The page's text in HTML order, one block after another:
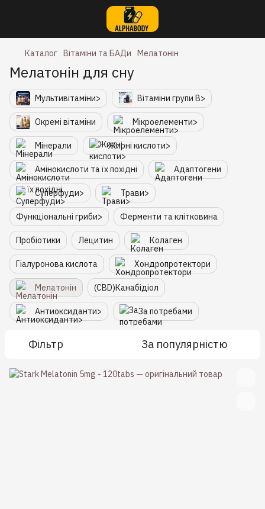
Каталог Вітаміни та БАДи Мелатонін
Мелатонін для сну
Мультивітаміни> Вітаміни групи B>
Окремі вітаміни Мікроелементи>
Мінерали Жирні кислоти>
Амінокислоти та їх похідні Адаптогени
Суперфуди> Трави>
Функціональні гриби> Ферменти та клітковина
Пробіотики Лецитин Колаген
Гіалуронова кислота Хондропротектори
Мелатонін (CBD)Канабідіол
Антиоксиданти> За потребами
Фільтр За популярністю